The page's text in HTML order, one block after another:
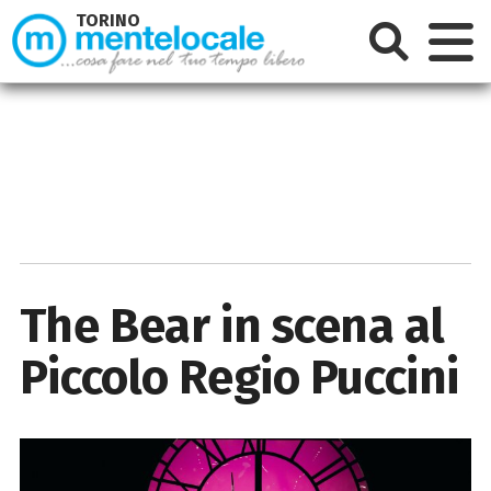
The Bear in scena al
Piccolo Regio Puccini
TORINO